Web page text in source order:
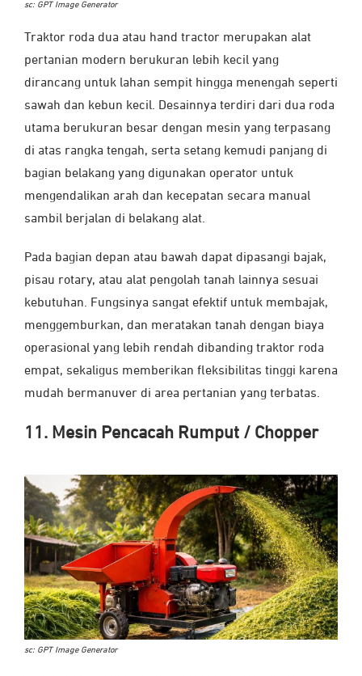
sc: GPT Image Generator
Traktor roda dua atau hand tractor merupakan alat
pertanian modern berukuran lebih kecil yang
dirancang untuk lahan sempit hingga menengah seperti
sawah dan kebun kecil. Desainnya terdiri dari dua roda
utama berukuran besar dengan mesin yang terpasang
di atas rangka tengah, serta setang kemudi panjang di
bagian belakang yang digunakan operator untuk
mengendalikan arah dan kecepatan secara manual
sambil berjalan di belakang alat.
Pada bagian depan atau bawah dapat dipasangi bajak,
pisau rotary, atau alat pengolah tanah lainnya sesuai
kebutuhan. Fungsinya sangat efektif untuk membajak,
menggemburkan, dan meratakan tanah dengan biaya
operasional yang lebih rendah dibanding traktor roda
empat, sekaligus memberikan fleksibilitas tinggi karena
mudah bermanuver di area pertanian yang terbatas.
11. Mesin Pencacah Rumput / Chopper
sc: GPT Image Generator